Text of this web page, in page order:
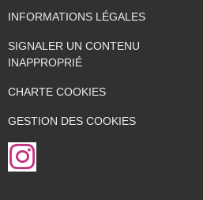
INFORMATIONS LÉGALES
SIGNALER UN CONTENU
INAPPROPRIÉ
CHARTE COOKIES
GESTION DES COOKIES